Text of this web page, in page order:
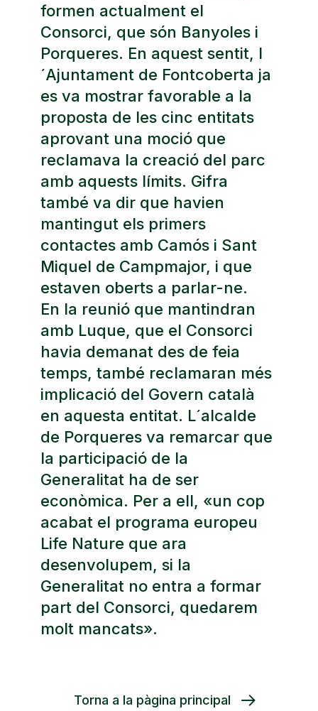
formen actualment el
Consorci, que són Banyoles i
Porqueres. En aquest sentit, l
´Ajuntament de Fontcoberta ja
es va mostrar favorable a la
proposta de les cinc entitats
aprovant una moció que
reclamava la creació del parc
amb aquests límits. Gifra
també va dir que havien
mantingut els primers
contactes amb Camós i Sant
Miquel de Campmajor, i que
estaven oberts a parlar-ne.
En la reunió que mantindran
amb Luque, que el Consorci
havia demanat des de feia
temps, també reclamaran més
implicació del Govern català
en aquesta entitat. L´alcalde
de Porqueres va remarcar que
la participació de la
Generalitat ha de ser
econòmica. Per a ell, «un cop
acabat el programa europeu
Life Nature que ara
desenvolupem, si la
Generalitat no entra a formar
part del Consorci, quedarem
molt mancats».
Torna a la pàgina principal